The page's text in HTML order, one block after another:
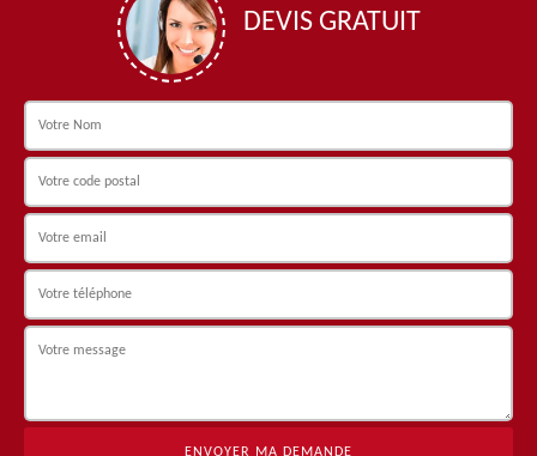
DEVIS GRATUIT